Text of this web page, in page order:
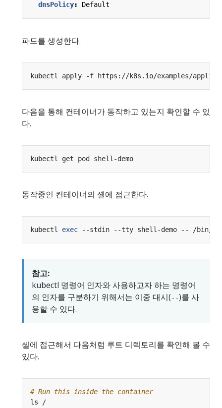
dnsPolicy: Default
파드를 생성한다.
다음을 통해 컨테이너가 동작하고 있는지 확인할 수 있
다.
동작중인 컨테이너의 셸에 접근한다.
kubectl exec
참고:
kubectl 명령어 인자와 사용하고자 하는 명령어
의 인자를 구분하기 위해서는 이중 대시(--)를 사
용할 수 있다.
셸에 접근해서 다음처럼 루트 디렉토리를 확인해 볼 수
있다.
# Run this inside the container